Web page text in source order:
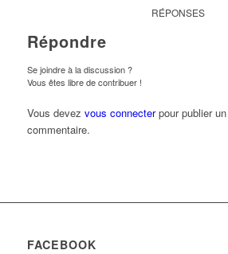
RÉPONSES
Répondre
Se joindre à la discussion ?
Vous êtes libre de contribuer !
Vous devez vous connecterpour publier un
commentaire.
FACEBOOK